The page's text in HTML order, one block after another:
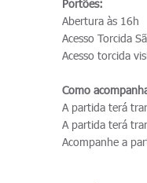
Portões:
Abertura às 16h
Acesso Torcida
Acesso torcida
Como
A partida terá
A partida terá
Acompanhe a